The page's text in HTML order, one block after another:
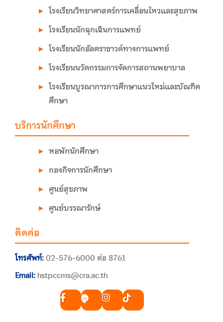
โรงเรียนวิทยาศาสตร์การเคลื่อนไหวและสุขภาพ
โรงเรียนนักฉุกเฉินการแพทย์
โรงเรียนนักอัลตราซาวด์ทางการแพทย์
โรงเรียนนวัตกรรมการจัดการสถานพยาบาล
โรงเรียนบูรณาการการศึกษาแนวใหม่และบัณฑิต
ศึกษา
บริการนักศึกษา
หอพักนักศึกษา
กองกิจการนักศึกษา
ศูนย์สุขภาพ
ศูนย์บรรณารักษ์
ติดต่อ
โทรศัพท์:02-576-6000 ต่อ 8761
Email: hstpccms@cra.ac.th